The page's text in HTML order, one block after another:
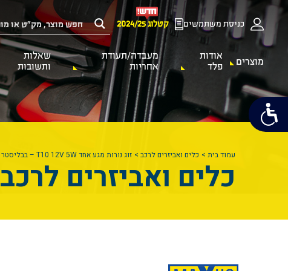
כניסת משתמשים קטלוג 2024/25
מוצרים
אודות
פלד
מעבדה/תעודת
אחריות
שאלות
ותשובות
עמוד בית כלים ואביזרים לרכב זוג נורות מגע אחד T10 12V 5W – בבליסטר
כלים ואביזרים לרכב